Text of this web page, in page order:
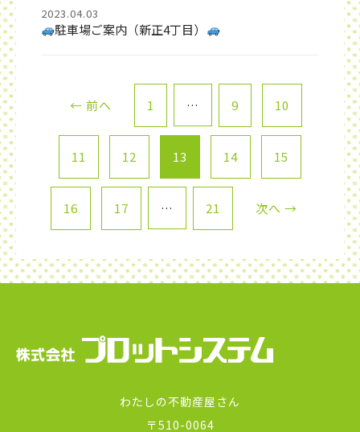
2023.04.03
駐車場ご案内（新正4丁目）
← 前へ 1 … 9 10
11 12 13 14 15
16 17 … 21 次へ →
わたしの不動産屋さん
〒510-0064